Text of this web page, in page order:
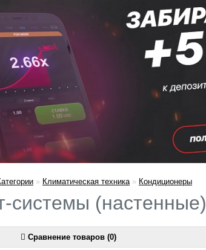
» Климатическая техника » Кондиционеры
системы (настенные)
Сравнение товаров (0)